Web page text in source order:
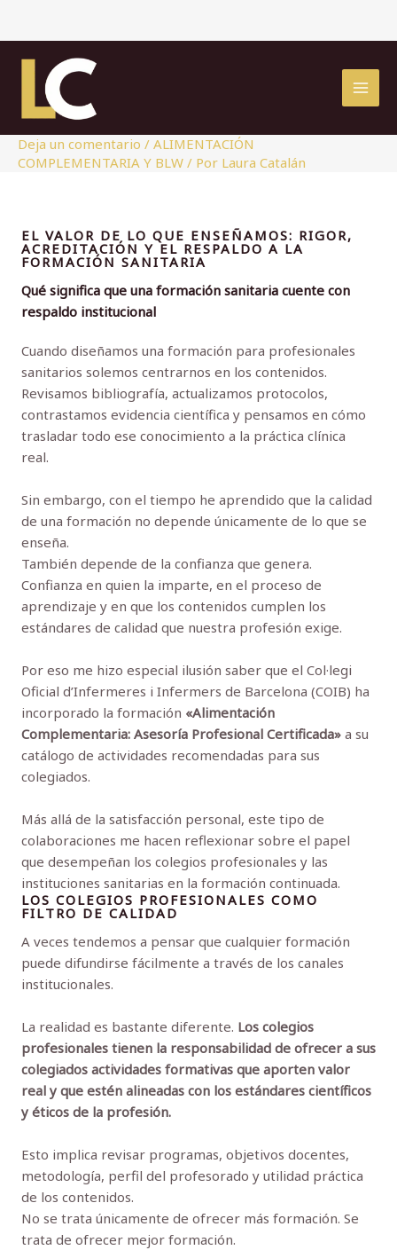
contenido
Deja un comentario / ALIMENTACIÓN
COMPLEMENTARIA Y BLW / Por Laura Catalán
EL VALOR DE LO QUE ENSEÑAMOS: RIGOR,
ACREDITACIÓN Y EL RESPALDO A LA
FORMACIÓN SANITARIA
Qué significa que una formación sanitaria cuente con
respaldo institucional
Cuando diseñamos una formación para profesionales
sanitarios solemos centrarnos en los contenidos.
Revisamos bibliografía, actualizamos protocolos,
contrastamos evidencia científica y pensamos en cómo
trasladar todo ese conocimiento a la práctica clínica
real.
Sin embargo, con el tiempo he aprendido que la calidad
de una formación no depende únicamente de lo que se
enseña.
También depende de la confianza que genera.
Confianza en quien la imparte, en el proceso de
aprendizaje y en que los contenidos cumplen los
estándares de calidad que nuestra profesión exige.
Por eso me hizo especial ilusión saber que el Col·legi
Oficial d’Infermeres i Infermers de Barcelona (COIB) ha
incorporado la formación «Alimentación
Complementaria: Asesoría Profesional Certificada» a su
catálogo de actividades recomendadas para sus
colegiados.
Más allá de la satisfacción personal, este tipo de
colaboraciones me hacen reflexionar sobre el papel
que desempeñan los colegios profesionales y las
instituciones sanitarias en la formación continuada.
LOS COLEGIOS PROFESIONALES COMO
FILTRO DE CALIDAD
A veces tendemos a pensar que cualquier formación
puede difundirse fácilmente a través de los canales
institucionales.
La realidad es bastante diferente. Los colegios
profesionales tienen la responsabilidad de ofrecer a sus
colegiados actividades formativas que aporten valor
real y que estén alineadas con los estándares científicos
y éticos de la profesión.
Esto implica revisar programas, objetivos docentes,
metodología, perfil del profesorado y utilidad práctica
de los contenidos.
No se trata únicamente de ofrecer más formación. Se
trata de ofrecer mejor formación.